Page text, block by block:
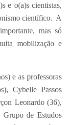
e o(a)s cientistas,
científico. A
mas só
mobilização e
e as professoras
Cybelle Passos
Leonardo (36),
de Estudos